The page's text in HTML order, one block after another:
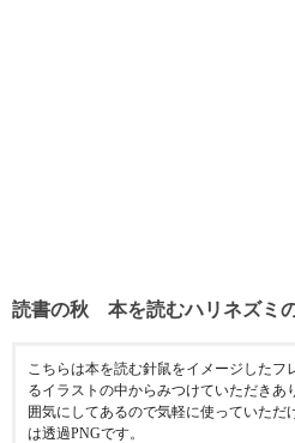
読書の秋 本を読むハリネズミ
こちらは本を読む針鼠をイメージしたフ
るイラストの中からみつけていただきあ
囲気にしてあるので気軽に使っていた
は透過PNGです。